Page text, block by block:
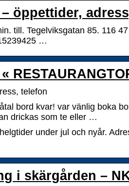
öppettider,
till. Tegelviksgatan 85. 116
…
telefon
bord kvar! var vänlig boka
drickas som te eller …
under jul och nyår.
i skärgården –